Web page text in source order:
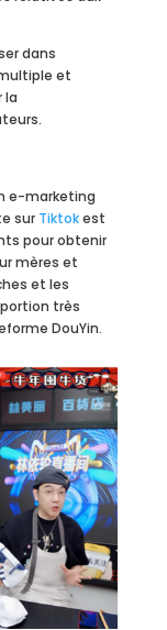
dans
et
la
e-marketing
sur Tiktokest
pour obtenir
mères et
et les
très
DouYin.